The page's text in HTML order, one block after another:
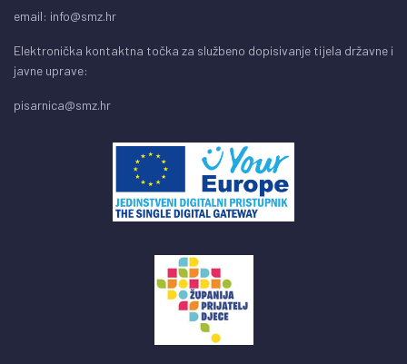
email: info@smz.hr
Elektronička kontaktna točka za službeno dopisivanje tijela državne i
javne uprave:
pisarnica@smz.hr